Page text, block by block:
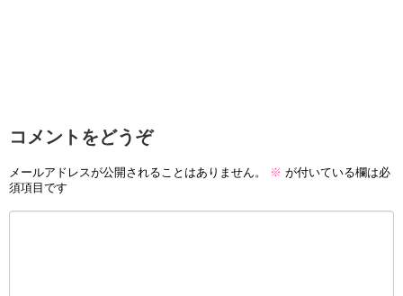
コメントをどうぞ
メールアドレスが公開されることはありません。 ※ が付いている欄は必
須項目です